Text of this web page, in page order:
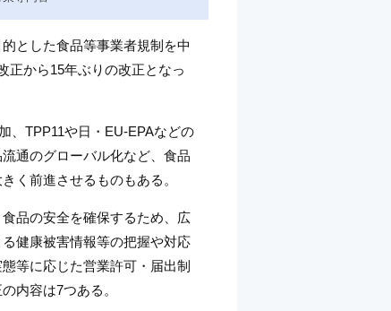
とした食品等事業者規制を中
正から15年ぶりの改正となっ
、TPP11や日・EU-EPAなどの
通のグローバル化など、食品
く前進させるものもある。
品の安全を確保するため、広
健康被害情報等の把握や対応
等に応じた営業許可・届出制
内容は7つある。